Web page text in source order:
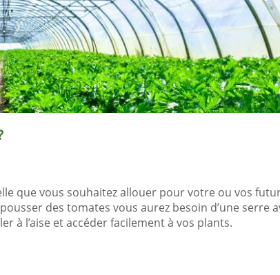
que vous souhaitez allouer pour votre ou vos
des tomates vous aurez besoin d’une serre
à l’aise et accéder facilement à vos plants.